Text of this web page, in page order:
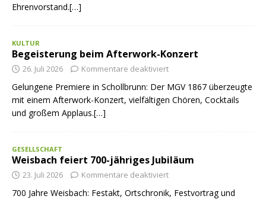
Ehrenvorstand.[…]
KULTUR
Begeisterung beim Afterwork-Konzert
26. Juli 2026 Kommentare deaktiviert
Gelungene Premiere in Schollbrunn: Der MGV 1867 überzeugte
mit einem Afterwork-Konzert, vielfältigen Chören, Cocktails
und großem Applaus.[…]
GESELLSCHAFT
Weisbach feiert 700-jähriges Jubiläum
23. Juli 2026 Kommentare deaktiviert
700 Jahre Weisbach: Festakt, Ortschronik, Festvortrag und